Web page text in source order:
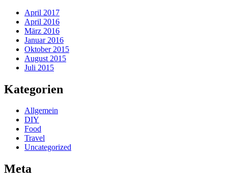
April 2017
April 2016
März 2016
Januar 2016
Oktober 2015
August 2015
Juli 2015
Kategorien
Allgemein
DIY
Food
Travel
Uncategorized
Meta